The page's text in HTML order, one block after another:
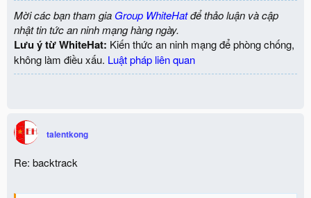
Mời các bạn tham gia Group WhiteHatđể thảo luận và cập
nhật tin tức an ninh mạng hàng ngày.
Lưu ý từ WhiteHat: Kiến thức an ninh mạng để phòng chống,
không làm điều xấu. Luật pháp liên quan
talentkong
Re: backtrack